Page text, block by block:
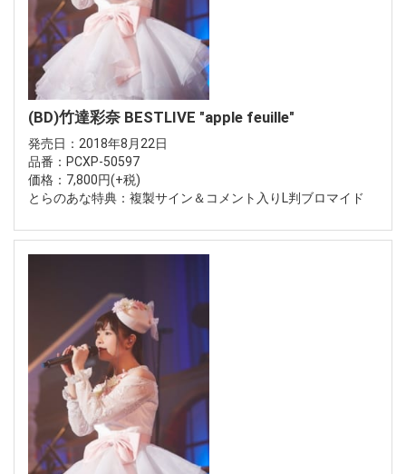
(BD)竹達彩奈 BESTLIVE "apple feuille"
発売日：2018年8月22日
品番：PCXP-50597
価格：7,800円(+税)
とらのあな特典：複製サイン＆コメント入りL判ブロマイド